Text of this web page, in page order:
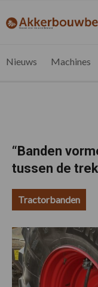
de
de
de
de
Nieuws
Nieuws Machines
“Banden
tussen de
Tractorbanden